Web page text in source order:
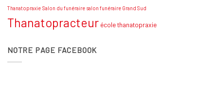
Thanatopraxie Salon du funéraire salon funéraire Grand Sud
Thanatopracteur école thanatopraxie
NOTRE PAGE FACEBOOK